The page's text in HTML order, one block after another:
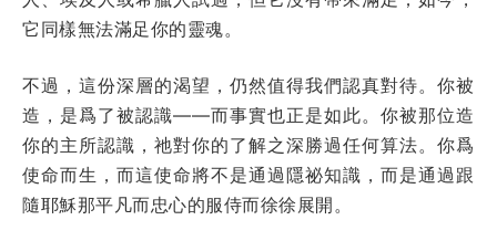
它同樣無法滿足你的靈魂。
不過，這份深層的渴望，仍然值得我們認真對待。你被
造，是爲了被認識——而事實也正是如此。你被那位造
你的主所認識，祂對你的了解之深勝過任何算法。你爲
使命而生，而這使命將不是通過隱祕知識，而是通過跟
隨耶穌那平凡而忠心的服侍而徐徐展開。